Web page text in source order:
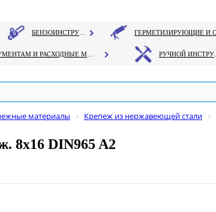
материалы Крепеж из нержавеющей стали
8х16 DIN965 A2